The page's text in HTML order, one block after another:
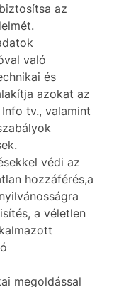
az
való
és
azokat az
tv., valamint
védi az
hozzáférés,a
a véletlen
megoldással